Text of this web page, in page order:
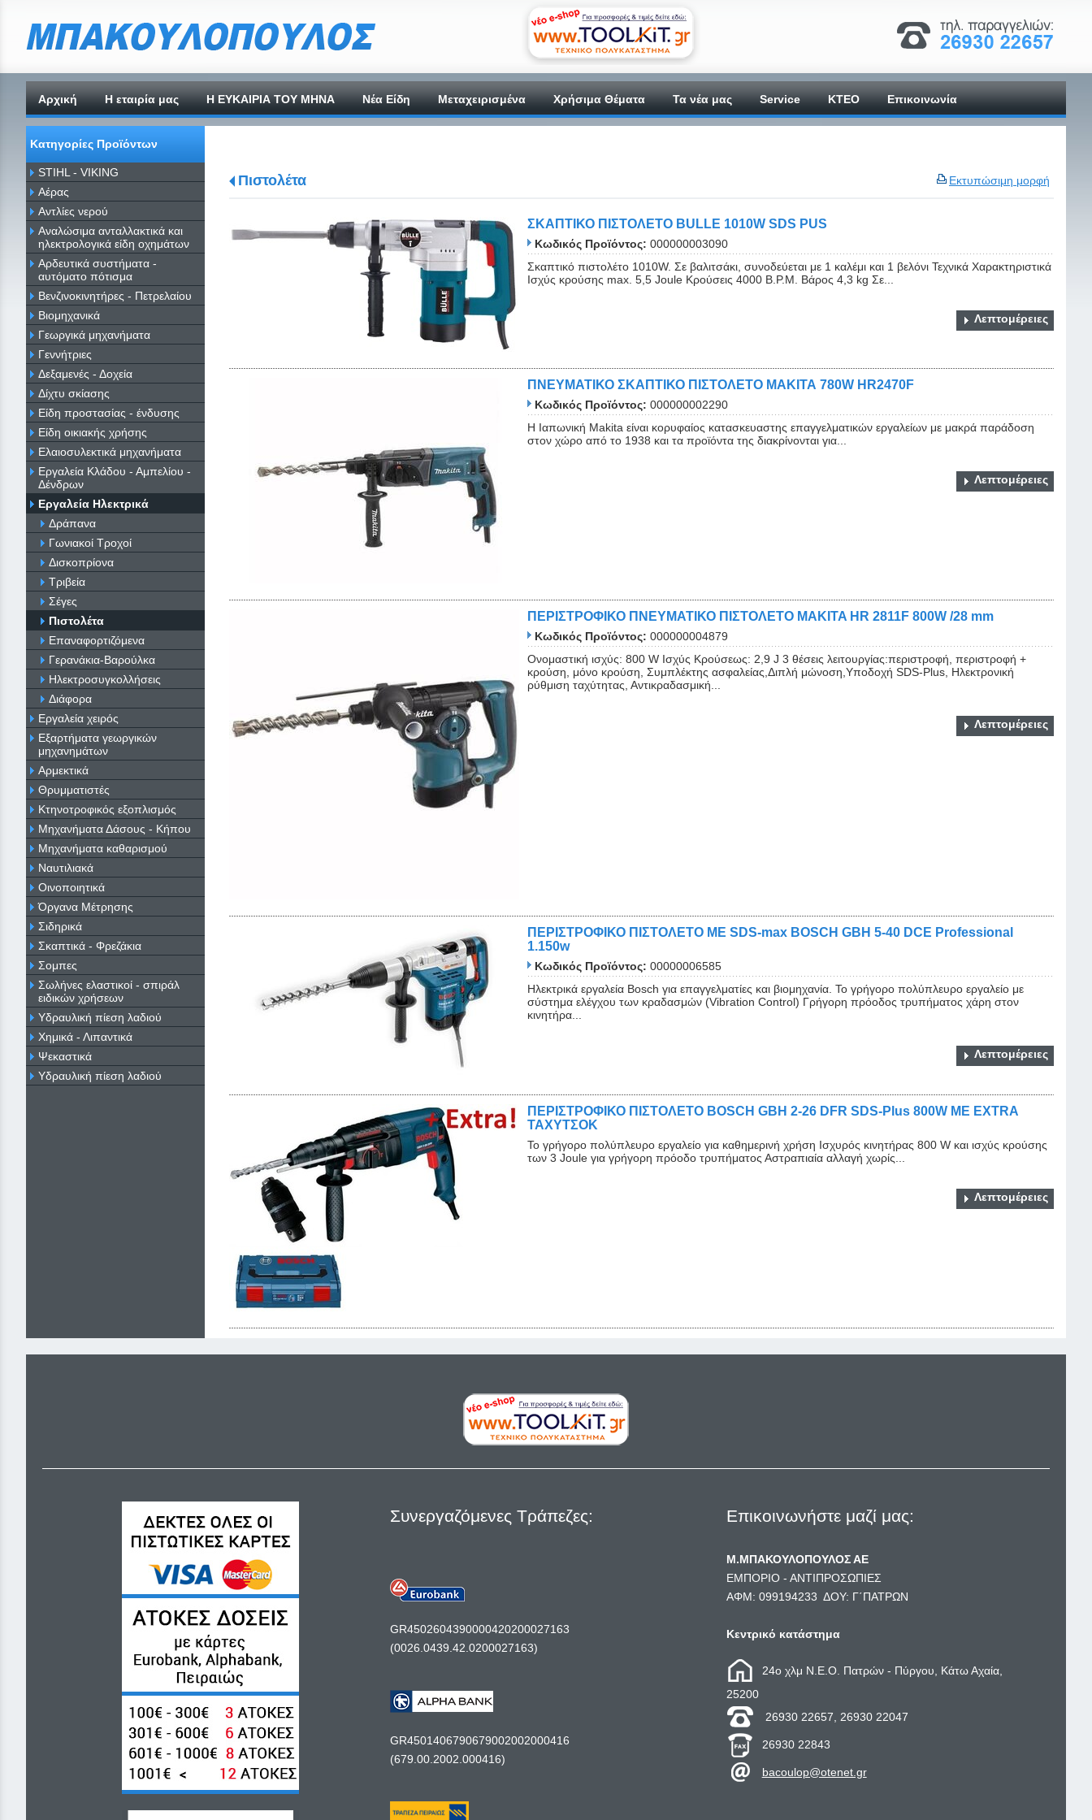
Αρχική H εταιρία μας Η ΕΥΚΑΙΡΙΑ ΤΟΥ ΜΗΝΑ Νέα Είδη Μεταχειρισμένα Χρήσιμα Θέματα Τα νέα μας Service ΚΤΕΟ Επικοινωνία
Κατηγορίες Προϊόντων
STIHL - VIKING
Αέρας
Αντλίες νερού
Αναλώσιμα ανταλλακτικά και
ηλεκτρολογικά είδη οχημάτων
Αρδευτικά συστήματα -
αυτόματο πότισμα
Βενζινοκινητήρες - Πετρελαίου
Βιομηχανικά
Γεωργικά μηχανήματα
Γεννήτριες
Δεξαμενές - Δοχεία
Δίχτυ σκίασης
Είδη προστασίας - ένδυσης
Είδη οικιακής χρήσης
Ελαιοσυλεκτικά μηχανήματα
Εργαλεία Κλάδου - Αμπελίου -
Δένδρων
Εργαλεία Ηλεκτρικά
Δράπανα
Γωνιακοί Τροχοί
Δισκοπρίονα
Τριβεία
Σέγες
Πιστολέτα
Επαναφορτιζόμενα
Γερανάκια-Βαρούλκα
Ηλεκτροσυγκολλήσεις
Διάφορα
Εργαλεία χειρός
Εξαρτήματα γεωργικών
μηχανημάτων
Αρμεκτικά
Θρυμματιστές
Κτηνοτροφικός εξοπλισμός
Μηχανήματα Δάσους - Κήπου
Μηχανήματα καθαρισμού
Ναυτιλιακά
Οινοποιητικά
Όργανα Μέτρησης
Σιδηρικά
Σκαπτικά - Φρεζάκια
Σομπες
Σωλήνες ελαστικοί - σπιράλ
ειδικών χρήσεων
Υδραυλική πίεση λαδιού
Χημικά - Λιπαντικά
Ψεκαστικά
Υδραυλική πίεση λαδιού
Εκτυπώσιμη μορφή
Πιστολέτα
ΣΚΑΠΤΙΚΟ ΠΙΣΤΟΛΕΤΟ BULLE 1010W SDS PUS
Κωδικός Προϊόντος: 000000003090
Σκαπτικό πιστολέτο 1010W. Σε βαλιτσάκι, συνοδεύεται με 1 καλέμι και 1 βελόνι Τεχνικά Χαρακτηριστικά
Ισχύς κρούσης max. 5,5 Joule Κρούσεις 4000 B.P.M. Βάρος 4,3 kg Σε...
Λεπτομέρειες
ΠΝΕΥΜΑΤΙΚΟ ΣΚΑΠΤΙΚΟ ΠΙΣΤΟΛΕΤΟ ΜΑΚΙΤΑ 780W HR2470F
Κωδικός Προϊόντος: 000000002290
Η Ιαπωνική Makita είναι κορυφαίος κατασκευαστης επαγγελματικών εργαλείων με μακρά παράδοση
στον χώρο από το 1938 και τα προϊόντα της διακρίνονται για...
Λεπτομέρειες
ΠΕΡΙΣΤΡΟΦΙΚΟ ΠΝΕΥΜΑΤΙΚΟ ΠΙΣΤΟΛΕΤΟ MAKITA HR 2811F 800W /28 mm
Κωδικός Προϊόντος: 000000004879
Ονομαστική ισχύς: 800 W Ισχύς Κρούσεως: 2,9 J 3 θέσεις λειτουργίας:περιστροφή, περιστροφή +
κρούση, μόνο κρούση, Συμπλέκτης ασφαλείας,Διπλή μώνοση,Υποδοχή SDS-Plus, Ηλεκτρονική
ρύθμιση ταχύτητας, Αντικραδασμική...
Λεπτομέρειες
ΠΕΡΙΣΤΡΟΦΙΚΟ ΠΙΣΤΟΛΕΤΟ ΜΕ SDS-max BOSCH GBH 5-40 DCE Professional
1.150w
Κωδικός Προϊόντος: 00000006585
Ηλεκτρικά εργαλεία Bosch για επαγγελματίες και βιομηχανία. Το γρήγορο πολύπλευρο εργαλείο με
σύστημα ελέγχου των κραδασμών (Vibration Control) Γρήγορη πρόοδος τρυπήματος χάρη στον
κινητήρα...
Λεπτομέρειες
ΠΕΡΙΣΤΡΟΦΙΚΟ ΠΙΣΤΟΛΕΤΟ BOSCH GBH 2-26 DFR SDS-Plus 800W ΜΕ EXTRA
ΤΑΧΥΤΣΟΚ
Το γρήγορο πολύπλευρο εργαλείο για καθημερινή χρήση Ισχυρός κινητήρας 800 W και ισχύς κρούσης
των 3 Joule για γρήγορη πρόοδο τρυπήματος Αστραπιαία αλλαγή χωρίς...
Λεπτομέρειες
Συνεργαζόμενες Τράπεζες:
GR4502604390000420200027163
(0026.0439.42.0200027163)
GR4501406790679002002000416
(679.00.2002.000416)
Επικοινωνήστε μαζί μας:
Μ.ΜΠΑΚΟΥΛΟΠΟΥΛΟΣ ΑΕ
ΕΜΠΟΡΙΟ - ΑΝΤΙΠΡΟΣΩΠΙΕΣ
ΑΦΜ: 099194233 ΔΟΥ: Γ΄ΠΑΤΡΩΝ
Κεντρικό κατάστημα
24ο χλμ Ν.Ε.Ο. Πατρών - Πύργου, Κάτω Αχαία,
25200
26930 22657, 26930 22047
26930 22843
bacoulop@otenet.gr